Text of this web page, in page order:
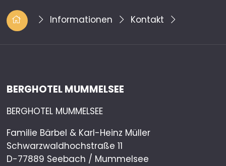
Informationen Kontakt
BERGHOTEL MUMMELSEE
BERGHOTEL MUMMELSEE
Familie Bärbel & Karl-Heinz Müller
Schwarzwaldhochstraße 11
D-77889 Seebach / Mummelsee